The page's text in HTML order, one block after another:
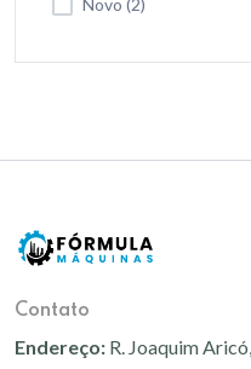
Novo (2)
Contato
Endereço: R. Joaquim